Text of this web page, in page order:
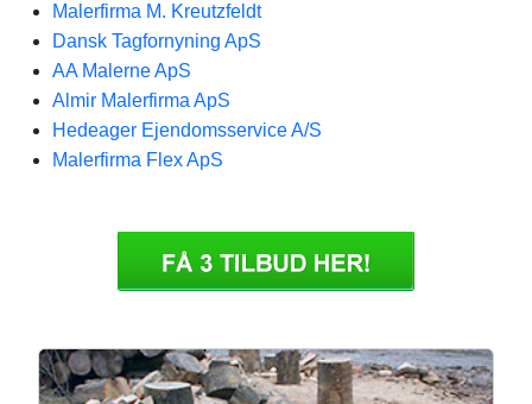
Malerfirma M. Kreutzfeldt
Dansk Tagfornyning ApS
AA Malerne ApS
Almir Malerfirma ApS
Hedeager Ejendomsservice A/S
Malerfirma Flex ApS